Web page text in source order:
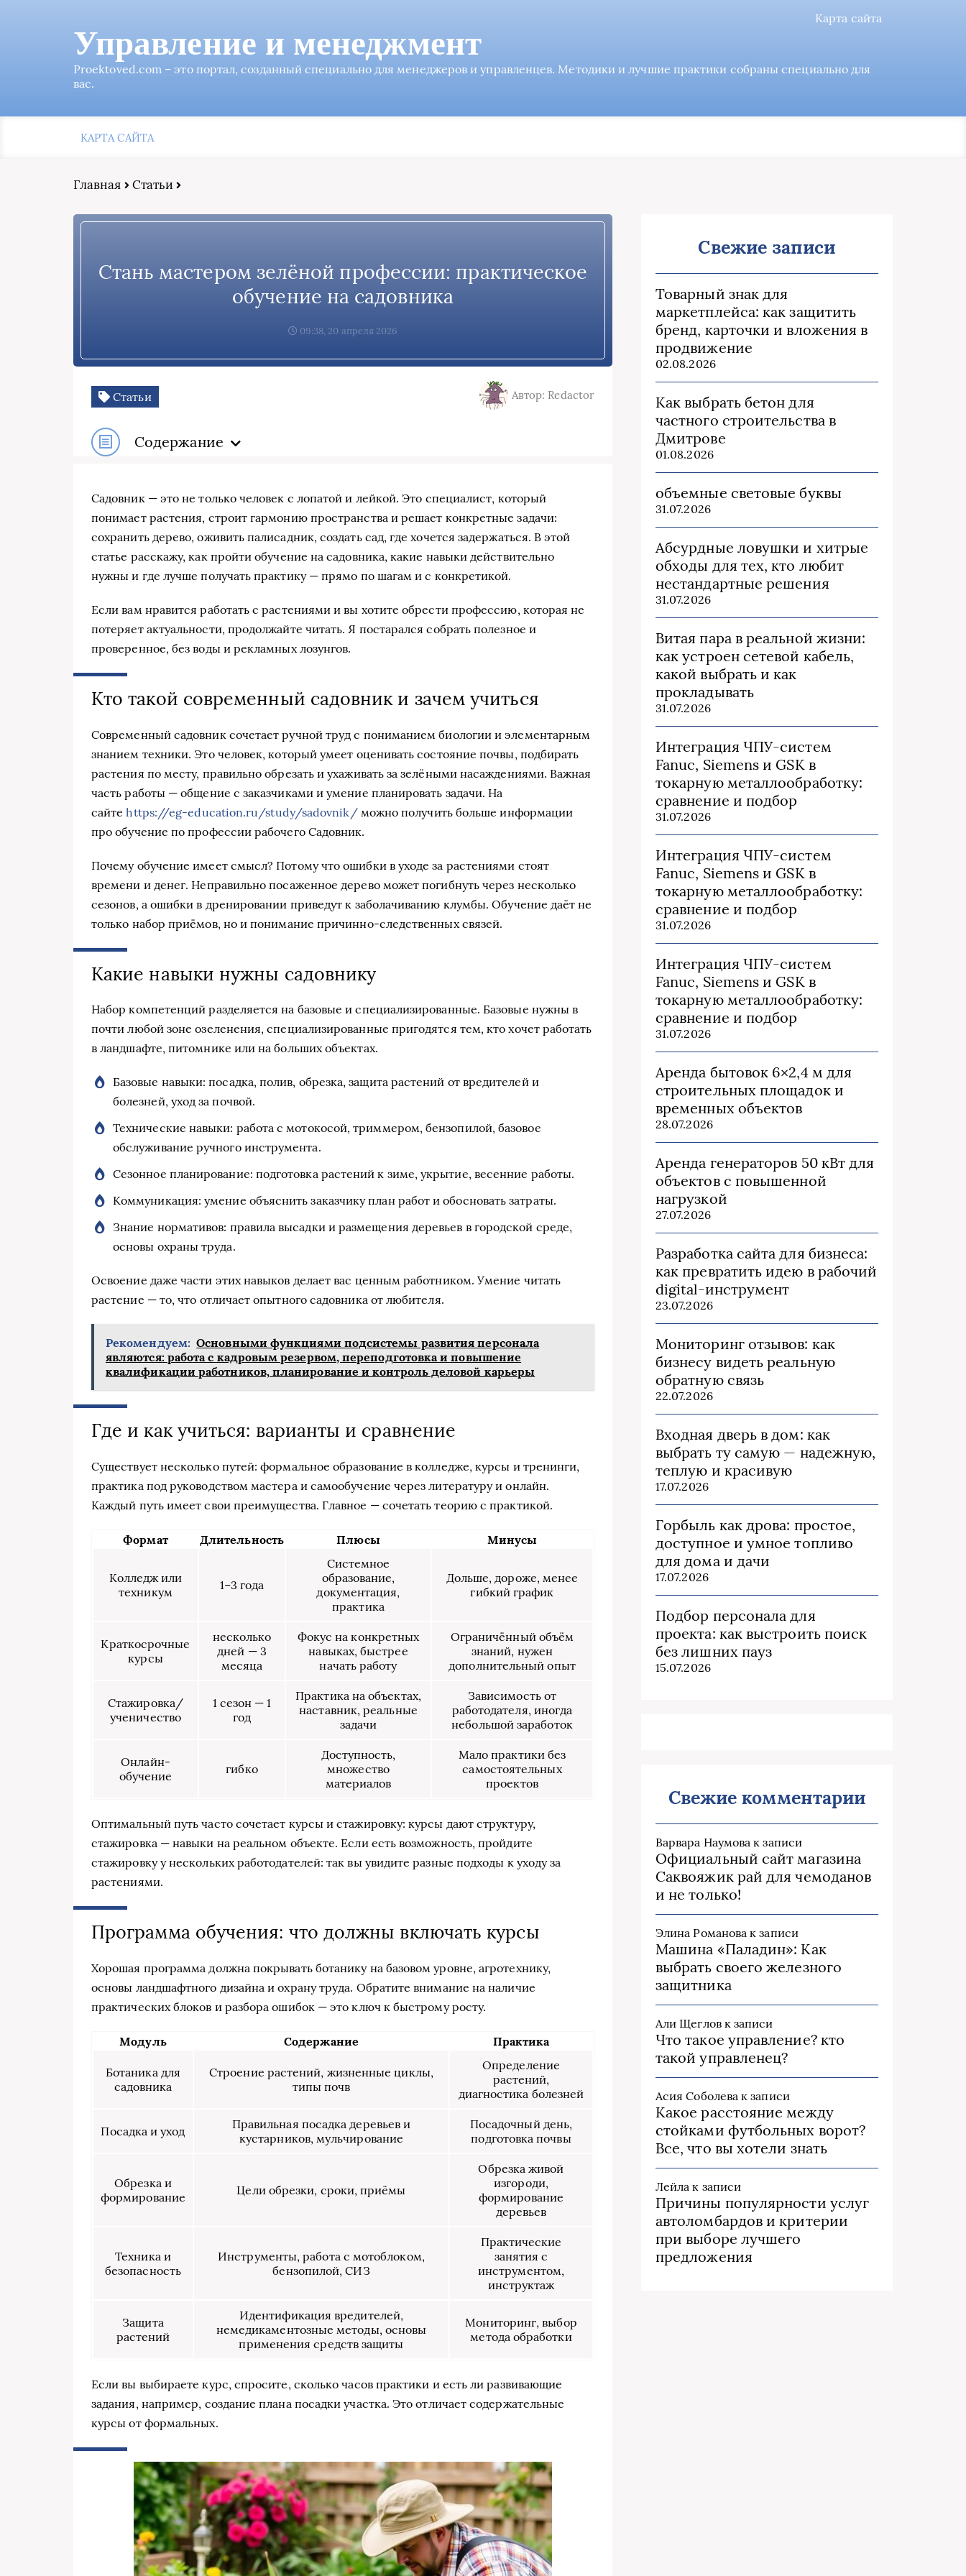
Карта сайта
Управление и менеджмент
Proektoved.com – это портал, созданный специально для менеджеров и управленцев. Методики и лучшие практики собраны специально для
вас.
КАРТА САЙТА
Главная Статьи
Стань мастером зелёной профессии: практическое
обучение на садовника
09:38, 20 апреля 2026
Статьи Автор: Redactor
Содержание
Садовник — это не только человек с лопатой и лейкой. Это специалист, который
понимает растения, строит гармонию пространства и решает конкретные задачи:
сохранить дерево, оживить палисадник, создать сад, где хочется задержаться. В этой
статье расскажу, как пройти обучение на садовника, какие навыки действительно
нужны и где лучше получать практику — прямо по шагам и с конкретикой.
Если вам нравится работать с растениями и вы хотите обрести профессию, которая не
потеряет актуальности, продолжайте читать. Я постарался собрать полезное и
проверенное, без воды и рекламных лозунгов.
Кто такой современный садовник и зачем учиться
Современный садовник сочетает ручной труд с пониманием биологии и элементарным
знанием техники. Это человек, который умеет оценивать состояние почвы, подбирать
растения по месту, правильно обрезать и ухаживать за зелёными насаждениями. Важная
часть работы — общение с заказчиками и умение планировать задачи. На
сайтеhttps://eg-education.ru/study/sadovnik/можно получить больше информации
про обучение по профессии рабочего Садовник.
Почему обучение имеет смысл? Потому что ошибки в уходе за растениями стоят
времени и денег. Неправильно посаженное дерево может погибнуть через несколько
сезонов, а ошибки в дренировании приведут к заболачиванию клумбы. Обучение даёт не
только набор приёмов, но и понимание причинно-следственных связей.
Какие навыки нужны садовнику
Набор компетенций разделяется на базовые и специализированные. Базовые нужны в
почти любой зоне озеленения, специализированные пригодятся тем, кто хочет работать
в ландшафте, питомнике или на больших объектах.
Базовые навыки: посадка, полив, обрезка, защита растений от вредителей и
болезней, уход за почвой.
Технические навыки: работа с мотокосой, триммером, бензопилой, базовое
обслуживание ручного инструмента.
Сезонное планирование: подготовка растений к зиме, укрытие, весенние работы.
Коммуникация: умение объяснить заказчику план работ и обосновать затраты.
Знание нормативов: правила высадки и размещения деревьев в городской среде,
основы охраны труда.
Освоение даже части этих навыков делает вас ценным работником. Умение читать
растение — то, что отличает опытного садовника от любителя.
Рекомендуем: Основными функциями подсистемы развития персонала
являются: работа с кадровым резервом, переподготовка и повышение
квалификации работников, планирование и контроль деловой карьеры
Где и как учиться: варианты и сравнение
Существует несколько путей: формальное образование в колледже, курсы и тренинги,
практика под руководством мастера и самообучение через литературу и онлайн.
Каждый путь имеет свои преимущества. Главное — сочетать теорию с практикой.
Формат Длительность Плюсы Минусы
Колледж или
техникум
1–3 года
Системное
образование,
документация,
практика
Дольше, дороже, менее
гибкий график
Краткосрочные
курсы
несколько
дней — 3
месяца
Фокус на конкретных
навыках, быстрее
начать работу
Ограничённый объём
знаний, нужен
дополнительный опыт
Стажировка/
ученичество
1 сезон — 1
год
Практика на объектах,
наставник, реальные
задачи
Зависимость от
работодателя, иногда
небольшой заработок
Онлайн-
обучение
гибко
Доступность,
множество
материалов
Мало практики без
самостоятельных
проектов
Оптимальный путь часто сочетает курсы и стажировку: курсы дают структуру,
стажировка — навыки на реальном объекте. Если есть возможность, пройдите
стажировку у нескольких работодателей: так вы увидите разные подходы к уходу за
растениями.
Программа обучения: что должны включать курсы
Хорошая программа должна покрывать ботанику на базовом уровне, агротехнику,
основы ландшафтного дизайна и охрану труда. Обратите внимание на наличие
практических блоков и разбора ошибок — это ключ к быстрому росту.
Модуль Содержание Практика
Ботаника для
садовника
Строение растений, жизненные циклы,
типы почв
Определение
растений,
диагностика болезней
Посадка и уход
Правильная посадка деревьев и
кустарников, мульчирование
Посадочный день,
подготовка почвы
Обрезка и
формирование
Цели обрезки, сроки, приёмы
Обрезка живой
изгороди,
формирование
деревьев
Техника и
безопасность
Инструменты, работа с мотоблоком,
бензопилой, СИЗ
Практические
занятия с
инструментом,
инструктаж
Защита
растений
Идентификация вредителей,
немедикаментозные методы, основы
применения средств защиты
Мониторинг, выбор
метода обработки
Если вы выбираете курс, спросите, сколько часов практики и есть ли развивающие
задания, например, создание плана посадки участка. Это отличает содержательные
курсы от формальных.
Свежие записи
Товарный знак для
маркетплейса: как защитить
бренд, карточки и вложения в
продвижение
02.08.2026
Как выбрать бетон для
частного строительства в
Дмитрове
01.08.2026
объемные световые буквы
31.07.2026
Абсурдные ловушки и хитрые
обходы для тех, кто любит
нестандартные решения
31.07.2026
Витая пара в реальной жизни:
как устроен сетевой кабель,
какой выбрать и как
прокладывать
31.07.2026
Интеграция ЧПУ-систем
Fanuc, Siemens и GSK в
токарную металлообработку:
сравнение и подбор
31.07.2026
Интеграция ЧПУ-систем
Fanuc, Siemens и GSK в
токарную металлообработку:
сравнение и подбор
31.07.2026
Интеграция ЧПУ-систем
Fanuc, Siemens и GSK в
токарную металлообработку:
сравнение и подбор
31.07.2026
Аренда бытовок 6×2,4 м для
строительных площадок и
временных объектов
28.07.2026
Аренда генераторов 50 кВт для
объектов с повышенной
нагрузкой
27.07.2026
Разработка сайта для бизнеса:
как превратить идею в рабочий
digital-инструмент
23.07.2026
Мониторинг отзывов: как
бизнесу видеть реальную
обратную связь
22.07.2026
Входная дверь в дом: как
выбрать ту самую — надежную,
теплую и красивую
17.07.2026
Горбыль как дрова: простое,
доступное и умное топливо
для дома и дачи
17.07.2026
Подбор персонала для
проекта: как выстроить поиск
без лишних пауз
15.07.2026
Свежие комментарии
Варвара Наумова к записи
Официальный сайт магазина
Саквояжик рай для чемоданов
и не только!
Элина Романова к записи
Машина «Паладин»: Как
выбрать своего железного
защитника
Али Щегловк записи
Что такое управление? кто
такой управленец?
Асия Соболева к записи
Какое расстояние между
стойками футбольных ворот?
Все, что вы хотели знать
Лейла к записи
Причины популярности услуг
автоломбардов и критерии
при выборе лучшего
предложения